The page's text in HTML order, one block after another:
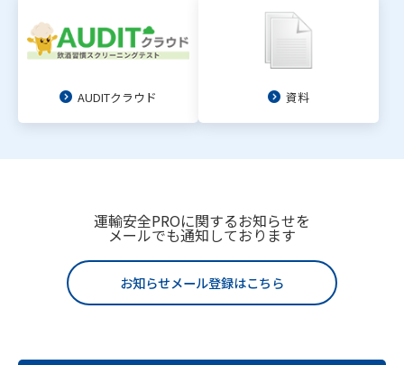
AUDITクラウド 資料
運輸安全PROに関するお知らせを
メールでも通知しております
お知らせメール登録はこちら